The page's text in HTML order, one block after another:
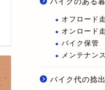
オフロード
オンロード
バイク保管
メンテナンス
バイク代の捻出